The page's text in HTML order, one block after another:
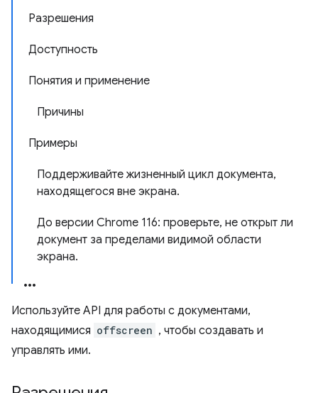
Разрешения
Доступность
Понятия и применение
Причины
Примеры
Поддерживайте жизненный цикл документа,
находящегося вне экрана.
До версии Chrome 116: проверьте, не открыт ли
документ за пределами видимой области
экрана.
Используйте API для работы с документами,
находящимися offscreen , чтобы создавать и
управлять ими.